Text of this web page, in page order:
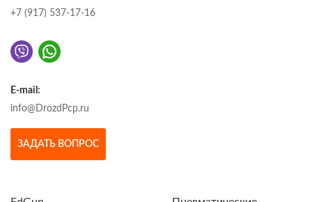
+7 (917) 537-17-16
E-mail:
info@DrozdPcp.ru
ЗАДАТЬ ВОПРОС